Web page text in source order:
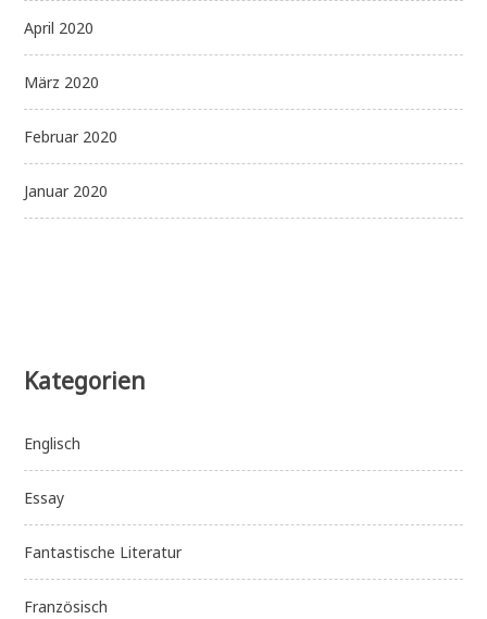
April 2020
März 2020
Februar 2020
Januar 2020
Kategorien
Englisch
Essay
Fantastische Literatur
Französisch